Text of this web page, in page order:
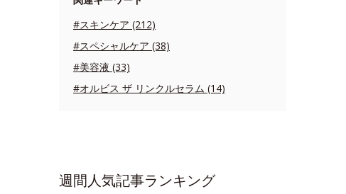
#スキンケア (212)
#スペシャルケア (38)
#美容液 (33)
#オルビス ザ リンクルセラム (14)
週間人気記事ランキング